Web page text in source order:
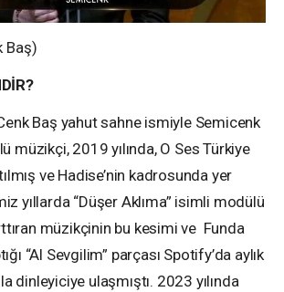
Baş)
Baş yahut sahne ismiyle Semicenk
müzikçi, 2019 yılında, O Ses Türkiye
ve Hadise’nin kadrosunda yer
yıllarda “Düşer Aklıma” isimli modülü
müzikçinin bu kesimi ve Funda
“Al Sevgilim” parçası Spotify’da aylık
dinleyiciye ulaşmıştı. 2023 yılında